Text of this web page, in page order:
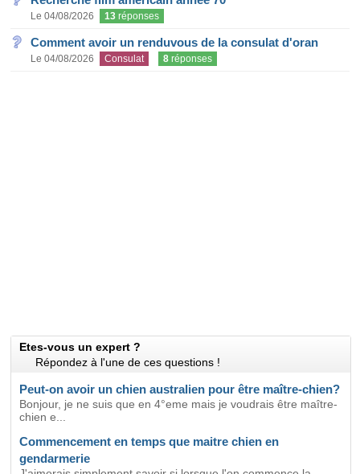
Le 04/08/2026 13 réponses
Comment avoir un renduvous de la consulat d'oran
Le 04/08/2026 Consulat 8 réponses
Etes-vous un expert ?
Répondez à l'une de ces questions !
Peut-on avoir un chien australien pour être maître-chien?
Bonjour, je ne suis que en 4°eme mais je voudrais être maître-
chien e...
Commencement en temps que maitre chien en
gendarmerie